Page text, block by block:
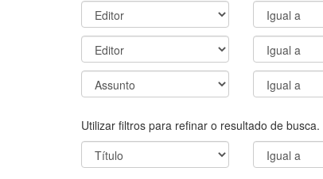
Utilizar filtros para refinar o resultado de busca.